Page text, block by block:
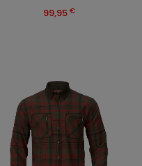
99,95 €